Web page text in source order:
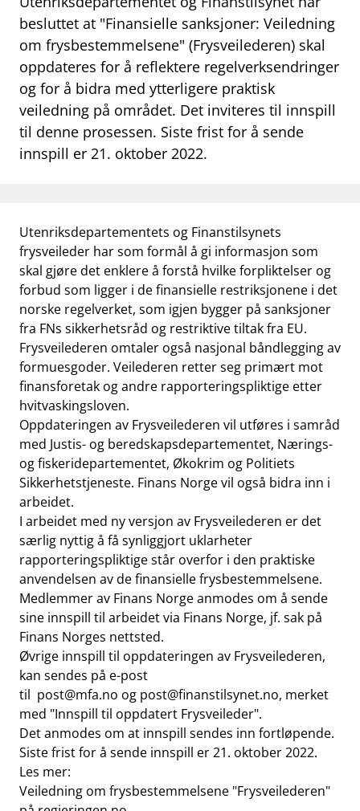
work_outlineJobb hos oss
dashboard Informasjon for investorer
notifications_noneAbonner på nyhetsvarsel
besluttet at "Finansielle sanksjoner: Veiledning
om frysbestemmelsene" (Frysveilederen) skal
oppdateres for å reflektere regelverksendringer
og for å bidra med ytterligere praktisk
veiledning på området. Det inviteres til innspill
til denne prosessen. Siste frist for å sende
innspill er 21. oktober 2022.
Utenriksdepartementets og Finanstilsynets
frysveileder har som formål å gi informasjon som
skal gjøre det enklere å forstå hvilke forpliktelser og
forbud som ligger i de finansielle restriksjonene i det
norske regelverket, som igjen bygger på sanksjoner
fra FNs sikkerhetsråd og restriktive tiltak fra EU.
Frysveilederen omtaler også nasjonal båndlegging av
formuesgoder. Veilederen retter seg primært mot
finansforetak og andre rapporteringspliktige etter
hvitvaskingsloven.
Oppdateringen av Frysveilederen vil utføres i samråd
med Justis- og beredskapsdepartementet, Nærings-
og fiskeridepartementet, Økokrim og Politiets
Sikkerhetstjeneste. Finans Norge vil også bidra inn i
arbeidet.
I arbeidet med ny versjon av Frysveilederen er det
særlig nyttig å få synliggjort uklarheter
rapporteringspliktige står overfor i den praktiske
anvendelsen av de finansielle frysbestemmelsene.
Medlemmer av Finans Norge anmodes om å sende
sine innspill til arbeidet via Finans Norge, jf. sak på
Finans Norges nettsted.
Øvrige innspill til oppdateringen av Frysveilederen,
kan sendes på e-post
til post@mfa.no og post@finanstilsynet.no, merket
med "Innspill til oppdatert Frysveileder".
Det anmodes om at innspill sendes inn fortløpende.
Siste frist for å sende innspill er 21. oktober 2022.
Les mer:
Veiledning om frysbestemmelsene "Frysveilederen"